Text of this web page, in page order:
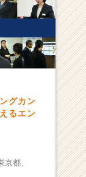
グカン
るエン
京都、